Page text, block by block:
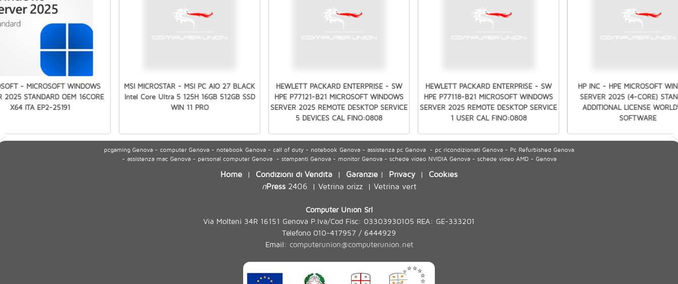
MSI MICROSTAR - MSI PC AIO 27 BLACK
Intel Core Ultra 5 125H 16GB 512GB SSD
WIN 11 PRO
HEWLETT PACKARD ENTERPRISE - SW
HPE P77121-B21 MICROSOFT WINDOWS
SERVER 2025 REMOTE DESKTOP SERVICE
5 DEVICES CAL FINO:0808
HEWLETT PACKARD ENTERPRISE - SW
HPE P77118-B21 MICROSOFT WINDOWS
SERVER 2025 REMOTE DESKTOP SERVICE
1 USER CAL FINO:0808
HP INC - HPE MICROSOFT
SERVER 2025 (4-CORE)
ADDITIONAL LICENSE
SOFTWARE
- MICROSOFT WINDOWS
2025 STANDARD OEM 16CORE
X64 ITA EP2-25191
pcgaming Genova - computer Genova - notebook Genova - call of duty - notebook Genova - assistenza pc Genova - pc ricondizionati Genova - Pc Refurbished Genova
- assistenza mac Genova - personal computer Genova - stampanti Genova - monitor Genova - schede video NVIDIA Genova - schede video AMD - Genova
Home | Condizioni di Vendita | Garanzie | Privacy| Cookies
nPress2406| Vetrina orizz| Vetrina vert
Computer Union Srl
Via Molteni 34R 16151 Genova P.Iva/Cod Fisc: 03303930105 REA: GE-333201
Telefono 010-417957 / 6444929
Email: computerunion@computerunion.net